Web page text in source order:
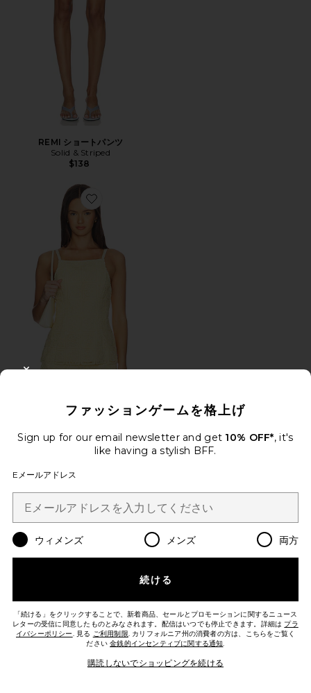
REMI ショートパンツ
Solid & Striped
$138
Favorite ALASKA トップ
Amanda Uprichard
Previous price:
$238
ファッションゲームを格上げ
Sign up for our email newsletter and get 10% OFF*, it's
like having a stylish BFF.
Eメールアドレス
ウィメンズ メンズ 両方
続ける
「続ける」をクリックすることで、新着商品、セールとプロモーションに関するニュース
レターの受信に同意したものとみなされます。配信はいつでも停止できます。詳細は プラ
イバシーポリシー. 見る ご利用制限. カリフォルニア州の消費者の方は、こちらをご覧く
ださい金銭的インセンティブに関する通知.
購読しないでショッピングを続ける